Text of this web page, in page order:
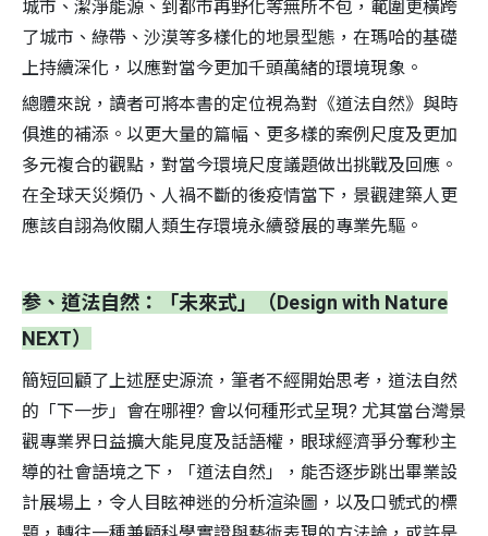
城市、潔淨能源、到都市再野化等無所不包，範圍更橫跨
了城市、綠帶、沙漠等多樣化的地景型態，在瑪哈的基礎
上持續深化，以應對當今更加千頭萬緒的環境現象。
總體來說，讀者可將本書的定位視為對《道法自然》與時
俱進的補添。以更大量的篇幅、更多樣的案例尺度及更加
多元複合的觀點，對當今環境尺度議題做出挑戰及回應。
在全球天災頻仍、人禍不斷的後疫情當下，景觀建築人更
應該自詡為攸關人類生存環境永續發展的專業先驅。
参、道法自然：「未來式」（Design with Nature
NEXT）
簡短回顧了上述歷史源流，筆者不經開始思考，道法自然
的「下一步」會在哪裡? 會以何種形式呈現? 尤其當台灣景
觀專業界日益擴大能見度及話語權，眼球經濟爭分奪秒主
導的社會語境之下，「道法自然」，能否逐步跳出畢業設
計展場上，令人目眩神迷的分析渲染圖，以及口號式的標